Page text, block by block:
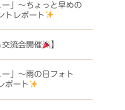
ー」〜ちょっと早めの
トレポート
交流会開催 】
ー」〜雨の日フォト
ポート